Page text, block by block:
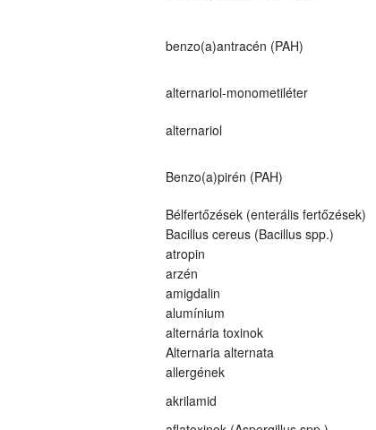
benzo(a)antracén (PAH)
alternariol-monometiléter
alternariol
Benzo(a)pirén (PAH)
Bélfertőzések (enterális fertőzések)
Bacillus cereus (Bacillus spp.)
atropin
arzén
amigdalin
alumínium
alternária toxinok
Alternaria alternata
allergének
akrilamid